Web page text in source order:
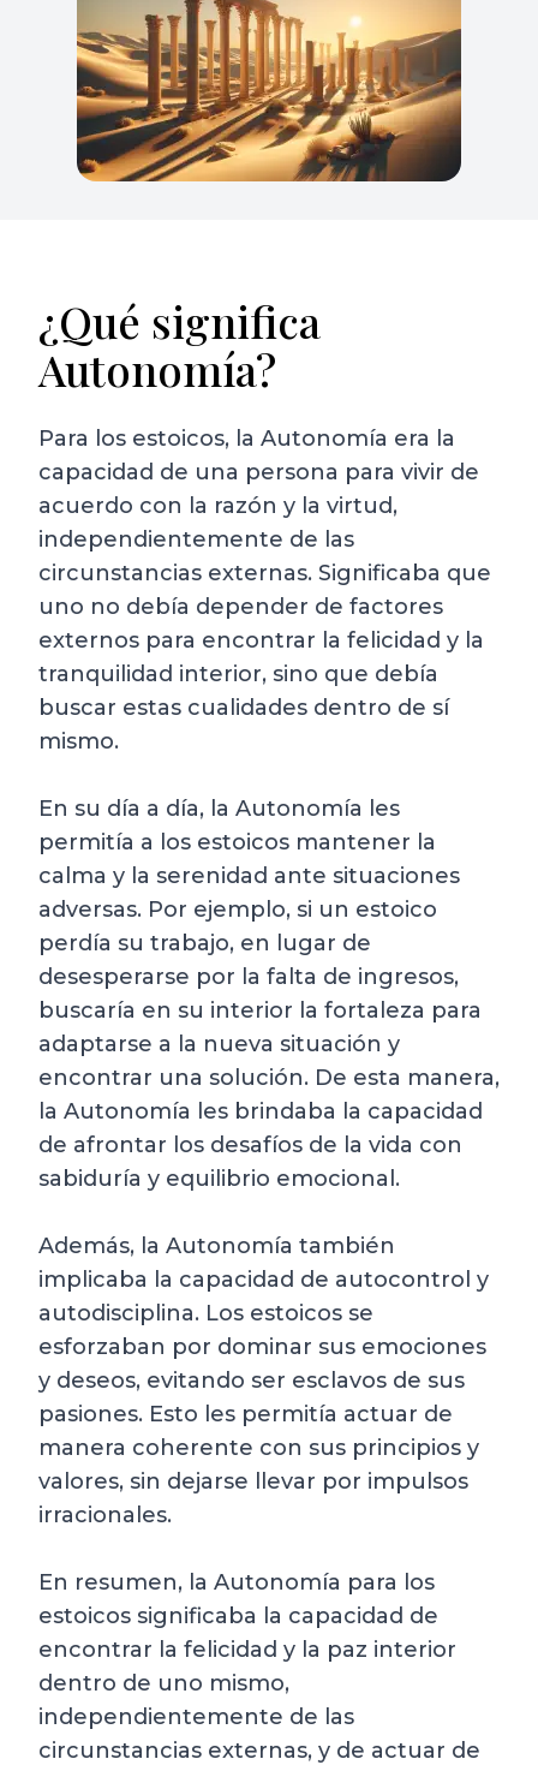
¿Qué significa
Autonomía?
Para los estoicos, la Autonomía era la
capacidad de una persona para vivir de
acuerdo con la razón y la virtud,
independientemente de las
circunstancias externas. Significaba que
uno no debía depender de factores
externos para encontrar la felicidad y la
tranquilidad interior, sino que debía
buscar estas cualidades dentro de sí
mismo.
En su día a día, la Autonomía les
permitía a los estoicos mantener la
calma y la serenidad ante situaciones
adversas. Por ejemplo, si un estoico
perdía su trabajo, en lugar de
desesperarse por la falta de ingresos,
buscaría en su interior la fortaleza para
adaptarse a la nueva situación y
encontrar una solución. De esta manera,
la Autonomía les brindaba la capacidad
de afrontar los desafíos de la vida con
sabiduría y equilibrio emocional.
Además, la Autonomía también
implicaba la capacidad de autocontrol y
autodisciplina. Los estoicos se
esforzaban por dominar sus emociones
y deseos, evitando ser esclavos de sus
pasiones. Esto les permitía actuar de
manera coherente con sus principios y
valores, sin dejarse llevar por impulsos
irracionales.
En resumen, la Autonomía para los
estoicos significaba la capacidad de
encontrar la felicidad y la paz interior
dentro de uno mismo,
independientemente de las
circunstancias externas, y de actuar de